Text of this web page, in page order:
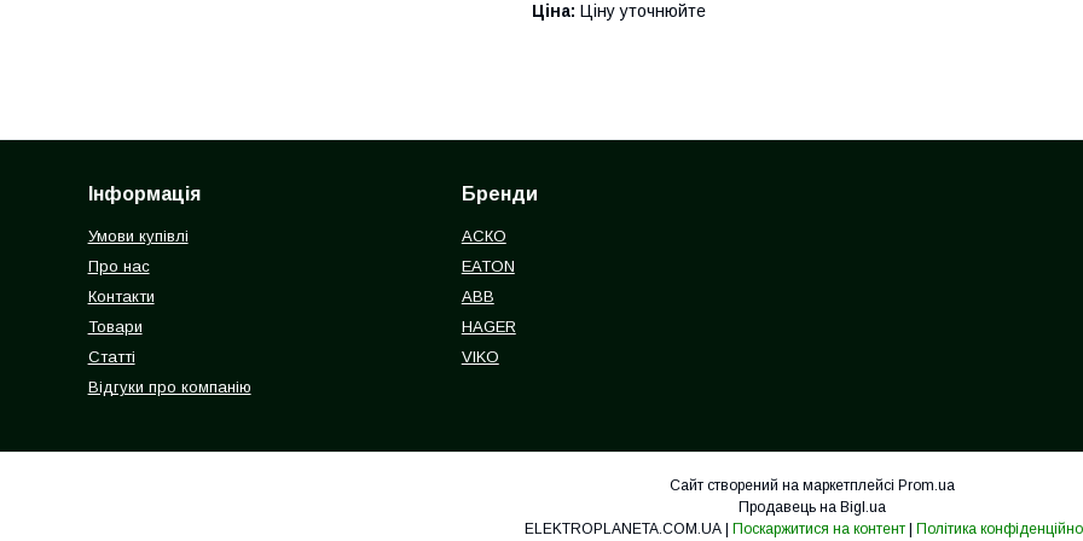
Ціна: Ціну уточнюйте
Інформація
Умови купівлі
Про нас
Контакти
Товари
Статті
Відгуки про компанію
Бренди
АСКО
EATON
ABB
HAGER
VIKO
Сайт створений на маркетплейсі Prom.ua
Продавець на Bigl.ua
Поскаржитися на контент Політика